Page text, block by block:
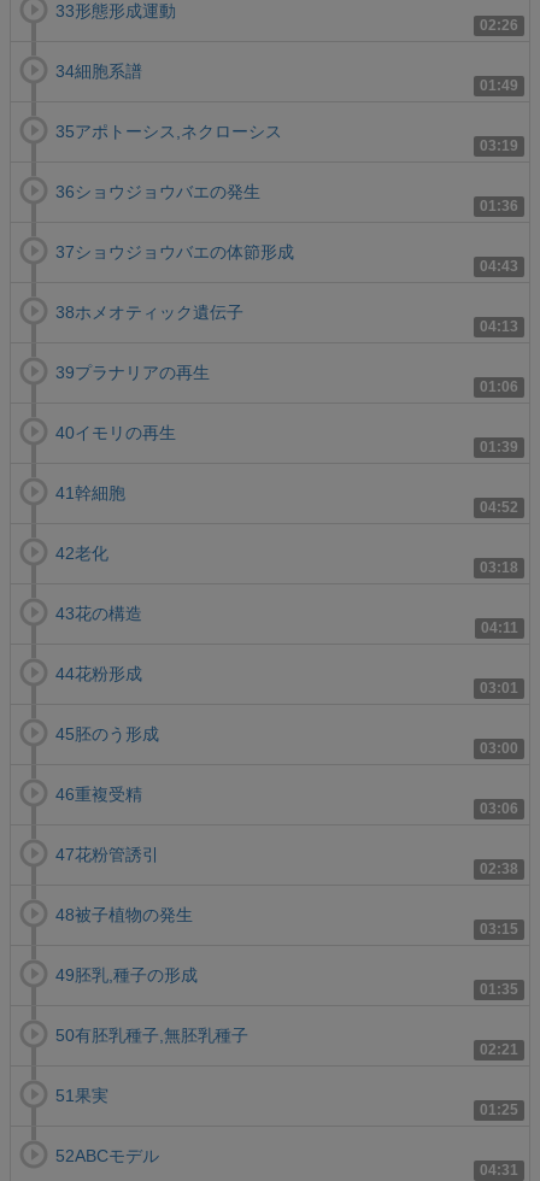
02:26
33形態形成運動
01:49
34細胞系譜
03:19
35アポトーシス,ネクローシス
01:36
36ショウジョウバエの発生
04:43
37ショウジョウバエの体節形成
04:13
38ホメオティック遺伝子
01:06
39プラナリアの再生
01:39
40イモリの再生
04:52
41幹細胞
03:18
42老化
04:11
43花の構造
03:01
44花粉形成
03:00
45胚のう形成
03:06
46重複受精
02:38
47花粉管誘引
03:15
48被子植物の発生
01:35
49胚乳,種子の形成
02:21
50有胚乳種子,無胚乳種子
01:25
51果実
04:31
52ABCモデル